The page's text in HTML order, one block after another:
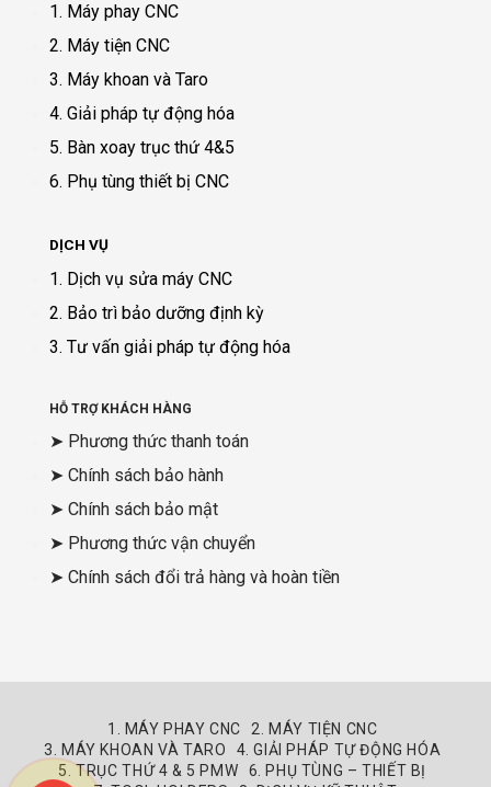
1. Máy phay CNC
2. Máy tiện CNC
3. Máy khoan và Taro
4. Giải pháp tự động hóa
5. Bàn xoay trục thứ 4&5
6. Phụ tùng thiết bị CNC
DỊCH VỤ
1. Dịch vụ sửa máy CNC
2. Bảo trì bảo dưỡng định kỳ
3. Tư vấn giải pháp tự động hóa
HỖ TRỢ KHÁCH HÀNG
➤ Phương thức thanh toán
➤ Chính sách bảo hành
➤ Chính sách bảo mật
➤ Phương thức vận chuyển
➤ Chính sách đổi trả hàng và hoàn tiền
1. MÁY PHAY CNC
2. MÁY TIỆN CNC
3. MÁY KHOAN VÀ TARO
4. GIẢI PHÁP TỰ ĐỘNG HÓA
5. TRỤC THỨ 4 & 5 PMW
6. PHỤ TÙNG – THIẾT BỊ